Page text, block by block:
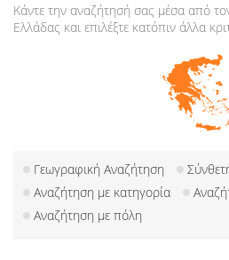
Κάντε την αναζήτησή σας μέσα από
Ελλάδας και επιλέξτε κατόπιν άλλα
Γεωγραφική Αναζήτηση
Αναζήτηση με κατηγορία
Αναζήτηση με πόλη